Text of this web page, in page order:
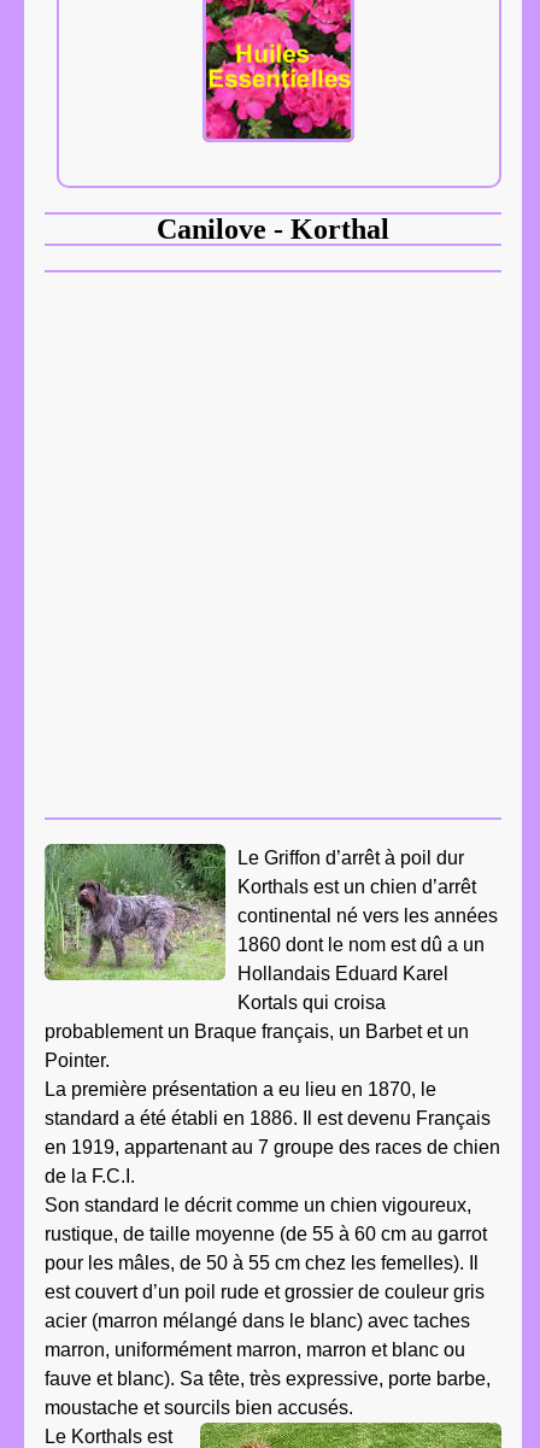
Canilove - Korthal
Le Griffon d’arrêt à poil dur
Korthals est un chien d’arrêt
continental né vers les années
1860 dont le nom est dû a un
Hollandais Eduard Karel
Kortals qui croisa
probablement un Braque français, un Barbet et un
Pointer.
La première présentation a eu lieu en 1870, le
standard a été établi en 1886. Il est devenu Français
en 1919, appartenant au 7 groupe des races de chien
de la F.C.I.
Son standard le décrit comme un chien vigoureux,
rustique, de taille moyenne (de 55 à 60 cm au garrot
pour les mâles, de 50 à 55 cm chez les femelles). Il
est couvert d’un poil rude et grossier de couleur gris
acier (marron mélangé dans le blanc) avec taches
marron, uniformément marron, marron et blanc ou
fauve et blanc). Sa tête, très expressive, porte barbe,
moustache et sourcils bien accusés.
Le Korthals est